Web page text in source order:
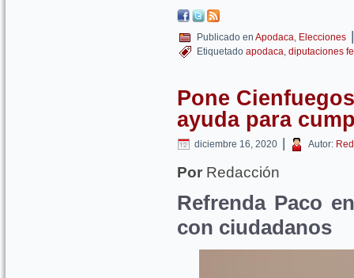
Publicado en Apodaca, Elecciones |
Etiquetado apodaca, diputaciones
Pone
ayuda para
diciembre 16, 2020 | Autor:
Por Redacción
Refrenda Paco
con ciudadanos